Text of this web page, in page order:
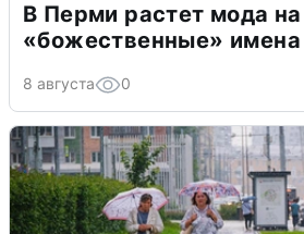
В Перми растет мода на
«божественные» имена
8 августа 0